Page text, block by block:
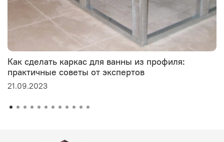
Как сделать каркас для ванны из профиля:
практичные советы от экспертов
21.09.2023